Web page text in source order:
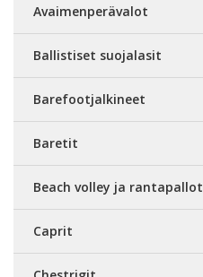
Avaimenperävalot
Ballistiset suojalasit
Barefootjalkineet
Baretit
Beach volley ja rantapallot
Caprit